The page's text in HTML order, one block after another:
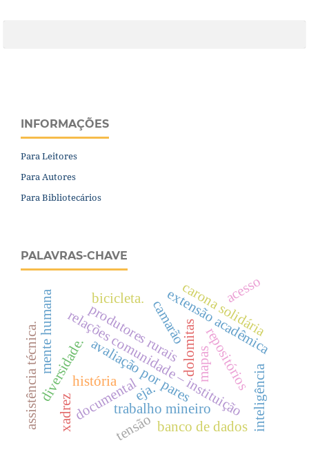
INFORMAÇÕES
Para Leitores
Para Autores
Para Bibliotecários
PALAVRAS-CHAVE
avaliação por pares
relações comunidade – instituição
trabalho mineiro
dolomitas
documental
extensão acadêmica
história
diversidade.
produtores rurais
assistência técnica. mapas
banco de dados
carona solidária
bicicleta.
repositórios
camarão
xadrez inteligência
mente humana
tensão
eja.
acesso